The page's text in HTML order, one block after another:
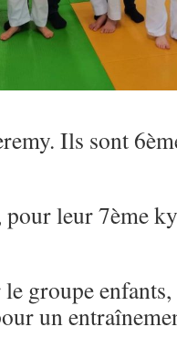
Ils sont
pour leur 7ème
groupe
un